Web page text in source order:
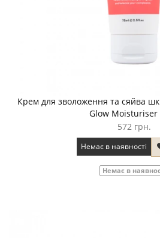
Крем для зволоження та сяйва
Glow Moisturiser
572 грн.
Немає в наявності
Немає в